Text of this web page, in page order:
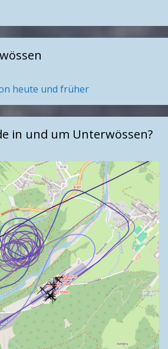
heute und früher
in und um Unterwössen?